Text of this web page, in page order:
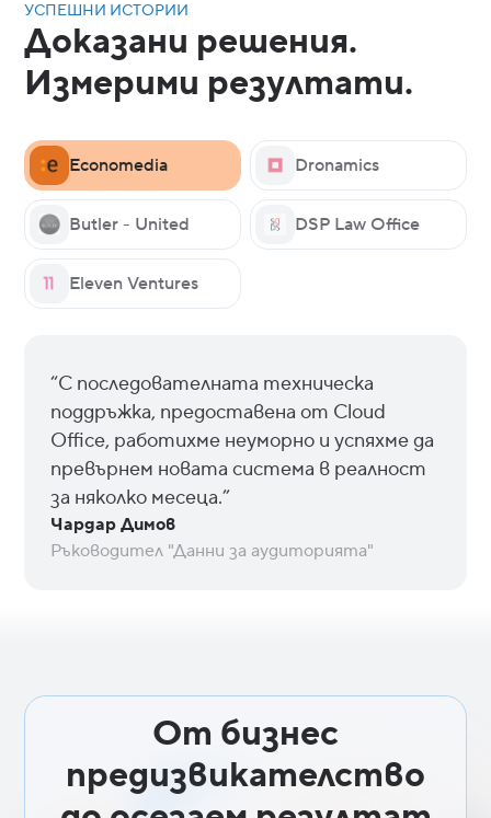
УСПЕШНИ ИСТОРИИ
Доказани решения.
Измерими резултати.
Economedia Dronamics
Butler - United DSP Law Office
Eleven Ventures
“С последователната техническа
поддръжка, предоставена от Cloud
Office, работихме неуморно и успяхме да
превърнем новата система в реалност
за няколко месеца.”
Чардар Димов
Ръководител "Данни за аудиторията"
От бизнес
предизвикателство